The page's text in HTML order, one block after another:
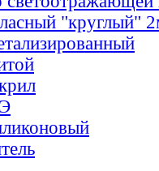
"круглый"